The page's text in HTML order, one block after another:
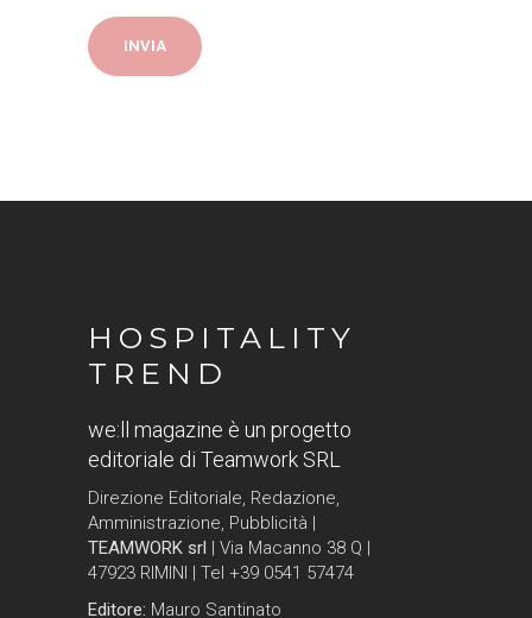
HOSPITALITY
TREND
we:ll magazine è un progetto
editoriale di Teamwork SRL
Direzione Editoriale, Redazione,
Amministrazione, Pubblicità |
TEAMWORK srl
| Via Macanno 38 Q |
47923 RIMINI | Tel +39 0541 57474
Editore: Mauro Santinato